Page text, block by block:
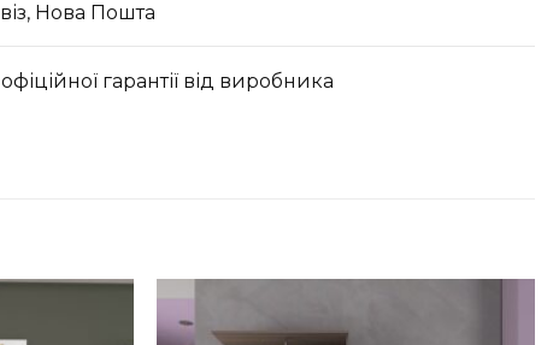
Нова Пошта
гарантії від виробника